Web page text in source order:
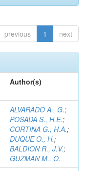
previous 1 next
Author(s)
ALVARADO A., G.;
POSADA S., H.E.;
CORTINA G., H.A.;
DUQUE O., H.;
BALDION R., J.V.;
GUZMAN M., O.